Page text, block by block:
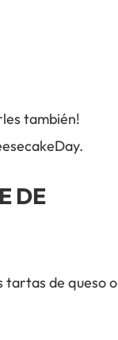
también!
DE
tartas de queso o